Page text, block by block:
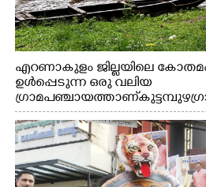
എറണാകുളം ജില്ലയിലെ
ഉൾപ്പെടുന്ന ഒരു വലിയ
ഗ്രാമപഞ്ചായത്താണ് കുട്ടമ്പുഴ
ആദിവാസി ഊരുകളായ
ഉറിയംപെട്ടി, തേക്കല്ല്,
സ്ഥലങ്ങളിലേക്കുള്ള പ്രധാന
കാണുന്ന കടത്ത് വള്ളം